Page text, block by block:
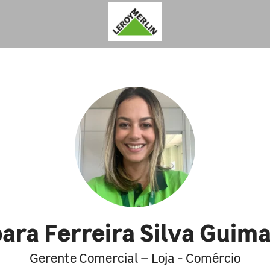
Ferreira Silva
Gerente Comercial – Loja - Comércio